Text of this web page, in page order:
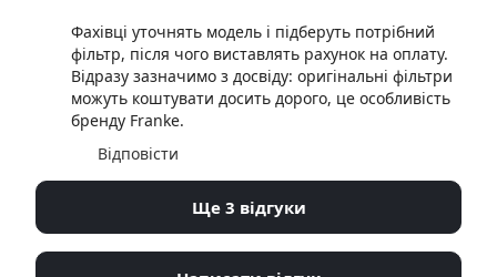
Фахівці уточнять модель і підберуть потрібний
фільтр, після чого виставлять рахунок на оплату.
Відразу зазначимо з досвіду: оригінальні фільтри
можуть коштувати досить дорого, це особливість
бренду Franke.
Відповісти
Ще 3 відгуки